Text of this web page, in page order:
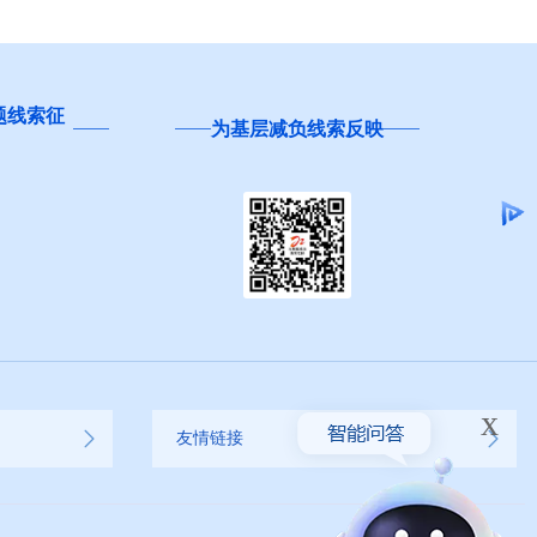
线索征
为基层减负线索反映
友情链接 x